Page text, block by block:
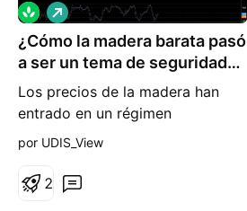
¿Cómo la madera barata pasó
a ser un tema de seguridad
nacional?
Los precios de la madera han
entrado en un régimen
estructuralmente elevado,
de la política comercial, las
L
a
r
o
por UDIS_View
2